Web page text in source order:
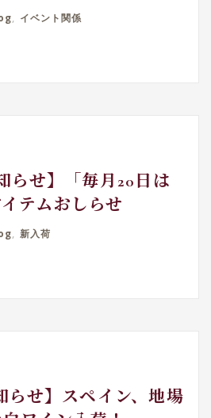
, イベント関係
らせ】「毎月20日は
テムおしらせ
, 新入荷
らせ】スペイン、地場